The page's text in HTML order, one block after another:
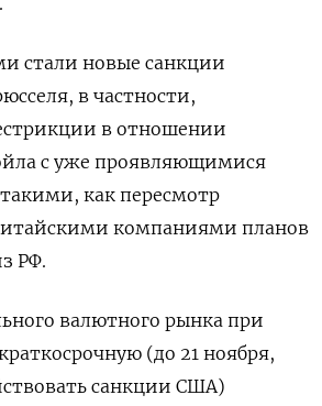
стали новые санкции
в частности,
в отношении
с уже проявляющимися
как пересмотр
компаниями планов
РФ.
валютного рынка при
(до 21 ноября,
санкции США)